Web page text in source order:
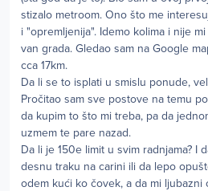
stizalo metroom. Ono što me
i "opremljenija". Idemo kolima i nije
van grada. Gledao sam na Google
cca 17km.
Da li se to isplati u smislu ponude,
Pročitao sam sve postove na temu
da kupim to što mi treba, pa da
uzmem te pare nazad.
Da li je 150e limit u svim radnjama? I
desnu traku na carini ili da lepo
odem kući ko čovek, a da mi ljubazni